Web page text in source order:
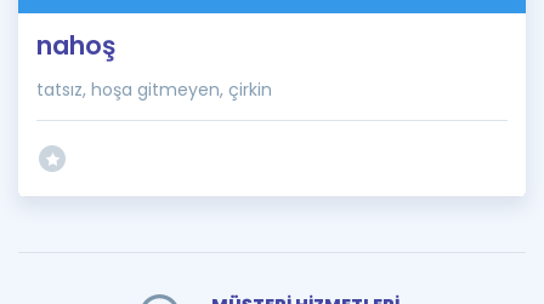
İngilizce Gramer
nahoş
tatsız, hoşa gitmeyen, çirkin